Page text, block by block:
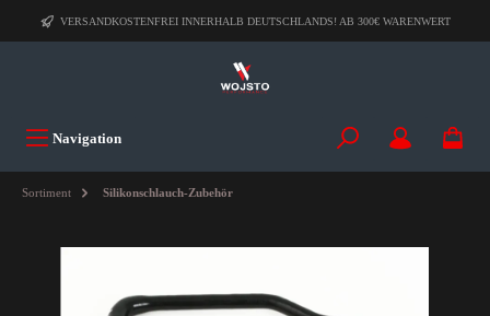
VERSANDKOSTENFREI INNERHALB DEUTSCHLANDS! AB 300€ WARENWERT
Navigation
Sortiment Silikonschlauch-Zubehör